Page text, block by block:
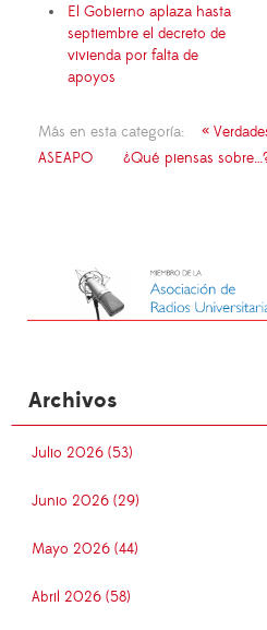
El Gobierno aplaza hasta
septiembre el decreto de
vivienda por falta de
apoyos
Más en esta categoría:
«
ASEAPO
¿Qué piensas
Archivos
Julio 2026 (53)
Junio 2026 (29)
Mayo 2026 (44)
Abril 2026 (58)